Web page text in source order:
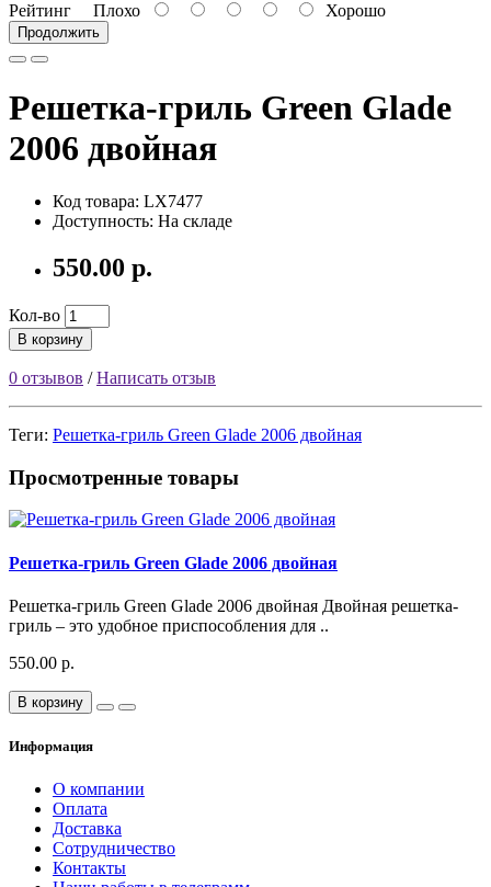
Рейтинг Плохо Хорошо
Продолжить
Решетка-гриль Green Glade
2006 двойная
Код товара: LX7477
Доступность: На складе
550.00 р.
Кол-во
В корзину
0 отзывов /Написать отзыв
Теги: Решетка-гриль Green Glade 2006 двойная
Просмотренные товары
Решетка-гриль Green Glade 2006 двойная
Решетка-гриль Green Glade 2006 двойная Двойная решетка-
гриль – это удобное приспособления для ..
550.00 р.
В корзину
Информация
О компании
Оплата
Доставка
Сотрудничество
Контакты